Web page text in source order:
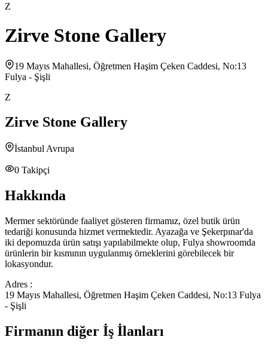
Z
Zirve Stone Gallery
19 Mayıs Mahallesi, Öğretmen Haşim Çeken Caddesi, No:13
Fulya - Şişli
Z
Zirve Stone Gallery
İstanbul Avrupa
0 Takipçi
Hakkında
Mermer sektöründe faaliyet gösteren firmamız, özel butik ürün
tedariği konusunda hizmet vermektedir. Ayazağa ve Şekerpınar'da
iki depomuzda ürün satışı yapılabilmekte olup, Fulya showroomda
ürünlerin bir kısmının uygulanmış örneklerini görebilecek bir
lokasyondur.
Adres :
19 Mayıs Mahallesi, Öğretmen Haşim Çeken Caddesi, No:13 Fulya
- Şişli
Firmanın diğer İş İlanları